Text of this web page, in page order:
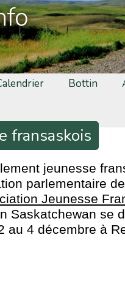
Bottin
fransaskois
jeunesse
parlementaire
Jeunesse
Saskatchewan se
au 4 décembre à